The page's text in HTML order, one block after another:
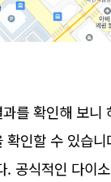
를 확인해 보니
확인할 수 있습
. 공식적인 다이